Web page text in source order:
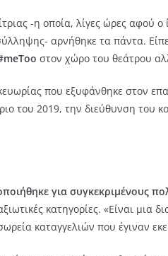
-η οποία, λίγες ώρες αφού ο
αρνήθηκε τα πάντα.
στον χώρο του θεάτρου
που εξυφάνθηκε στον
του 2019, την διεύθυνση του
για συγκεκριμένους
κατηγορίες. «Είναι μια
καταγγελιών που έγιναν